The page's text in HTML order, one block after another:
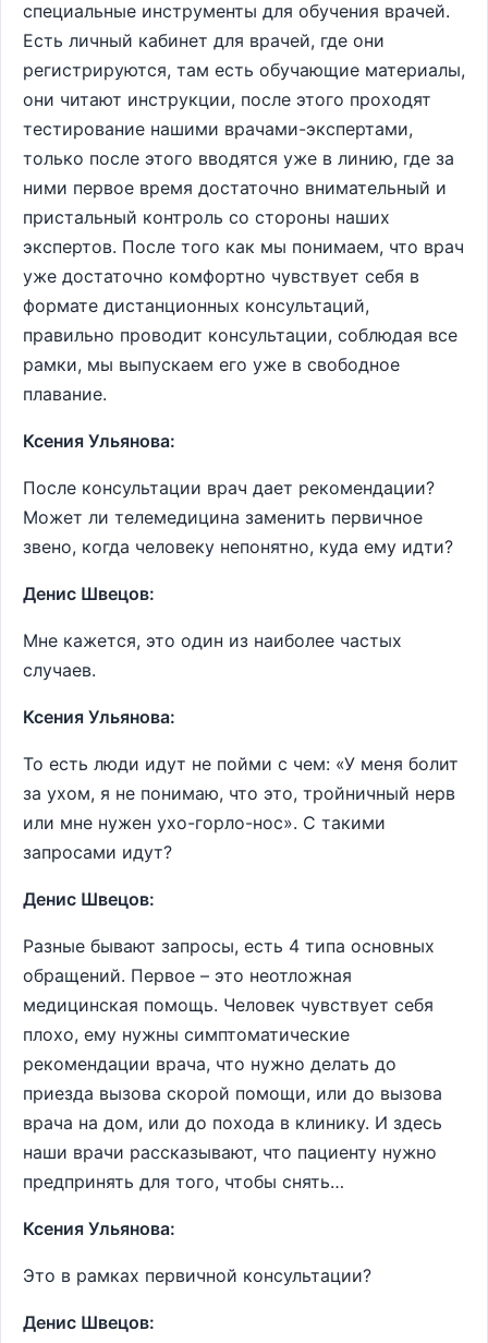
специальные инструменты для обучения врачей.
Есть личный кабинет для врачей, где они
регистрируются, там есть обучающие материалы,
они читают инструкции, после этого проходят
тестирование нашими врачами-экспертами,
только после этого вводятся уже в линию, где за
ними первое время достаточно внимательный и
пристальный контроль со стороны наших
экспертов. После того как мы понимаем, что врач
уже достаточно комфортно чувствует себя в
формате дистанционных консультаций,
правильно проводит консультации, соблюдая все
рамки, мы выпускаем его уже в свободное
плавание.
Ксения Ульянова:
После консультации врач дает рекомендации?
Может ли телемедицина заменить первичное
звено, когда человеку непонятно, куда ему идти?
Денис Швецов:
Мне кажется, это один из наиболее частых
случаев.
Ксения Ульянова:
То есть люди идут не пойми с чем: «У меня болит
за ухом, я не понимаю, что это, тройничный нерв
или мне нужен ухо-горло-нос». С такими
запросами идут?
Денис Швецов:
Разные бывают запросы, есть 4 типа основных
обращений. Первое – это неотложная
медицинская помощь. Человек чувствует себя
плохо, ему нужны симптоматические
рекомендации врача, что нужно делать до
приезда вызова скорой помощи, или до вызова
врача на дом, или до похода в клинику. И здесь
наши врачи рассказывают, что пациенту нужно
предпринять для того, чтобы снять…
Ксения Ульянова:
Это в рамках первичной консультации?
Денис Швецов: